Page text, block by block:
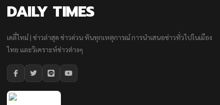
DAILY TIMES
เดลี่ไทม์ | ข่าวล่าสุด ข่าวด่วน ทันทุกเหตุการณ์ การนำเสนอข่าวทั่วไปในเมือง
ไทย และวิเคราะห์ข่าวต่างๆ